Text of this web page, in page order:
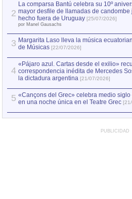
2
La comparsa Bantú celebra su 10º
mayor desfile de llamadas de candombe
hecho fuera de Uruguay [25/07/2026]
por Manel Gausachs
3 Margarita Laso lleva la música
de Músicas [22/07/2026]
4
«Pájaro azul. Cartas desde el exilio»
correspondencia inédita de Mercedes
la dictadura argentina [21/07/2026]
5 «Cançons del Grec» celebra medio siglo
en una noche única en el Teatre Grec
PUBLICIDAD